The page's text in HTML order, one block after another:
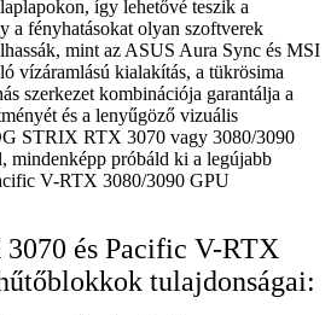
így lehetővé teszik a
a fényhatásokat olyan szoftverek
mint az ASUS Aura Sync és MSI
vízáramlású kialakítás, a tükrösima
szerkezet kombinációja garantálja a
és a lenyűgöző vizuális
STRIX RTX 3070 vagy 3080/3090
mindenképp próbáld ki a legújabb
V-RTX 3080/3090 GPU
és Pacific V-RTX
tulajdonságai: